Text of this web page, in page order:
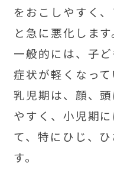
をおこしやすく
と急に悪化します
一般的には、子
症状が軽くなって
乳児期は、顔、
やすく、小児期
て、特にひじ、
す。